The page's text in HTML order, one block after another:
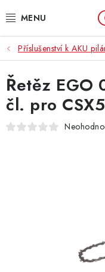
na
ZAHRADA, LES
DÍLNA, STAVBA
MILWAUKEE
Příslušenství k AKU
Řetěz EGO
čl. pro